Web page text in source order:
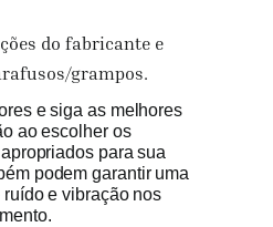
do fabricante e
grampos.
e siga as melhores
ao escolher os
para sua
podem garantir uma
e vibração nos